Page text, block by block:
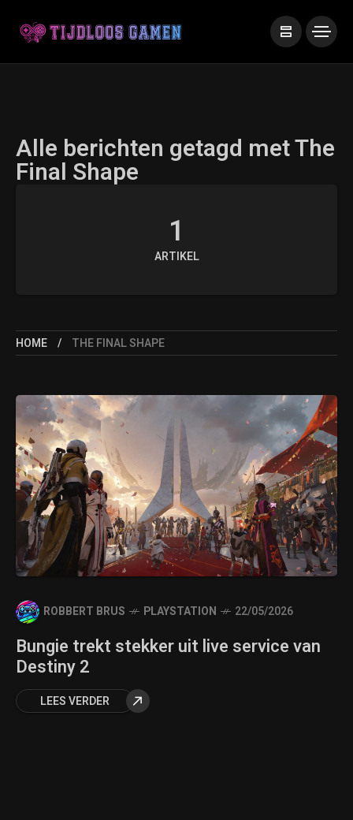
Alle berichten getagd met The
Final Shape
1
ARTIKEL
HOME THE FINAL SHAPE
ROBBERT BRUS PLAYSTATION 22/05/2026
Bungie trekt stekker uit live service van
Destiny 2
LEES VERDER